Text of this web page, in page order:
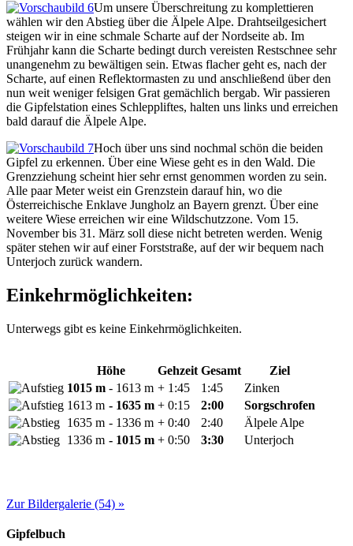
Um unsere Überschreitung zu komplettieren
wählen wir den Abstieg über die Älpele Alpe. Drahtseilgesichert
steigen wir in eine schmale Scharte auf der Nordseite ab. Im
Frühjahr kann die Scharte bedingt durch vereisten Restschnee sehr
unangenehm zu bewältigen sein. Etwas flacher geht es, nach der
Scharte, auf einen Reflektormasten zu und anschließend über den
nun weit weniger felsigen Grat gemächlich bergab. Wir passieren
die Gipfelstation eines Schleppliftes, halten uns links und erreichen
bald darauf die Älpele Alpe.
Hoch über uns sind nochmal schön die beiden
Gipfel zu erkennen. Über eine Wiese geht es in den Wald. Die
Grenzziehung scheint hier sehr ernst genommen worden zu sein.
Alle paar Meter weist ein Grenzstein darauf hin, wo die
Österreichische Enklave Jungholz an Bayern grenzt. Über eine
weitere Wiese erreichen wir eine Wildschutzzone. Vom 15.
November bis 31. März soll diese nicht betreten werden. Wenig
später stehen wir auf einer Forststraße, auf der wir bequem nach
Unterjoch zurück wandern.
Einkehrmöglichkeiten:
Unterwegs gibt es keine Einkehrmöglichkeiten.
Höhe Gehzeit Gesamt
Ziel
1015 m - 1613 m + 1:45 1:45
Zinken
1613 m - 1635 m + 0:15 2:00
Sorgschrofen
1635 m - 1336 m + 0:40 2:40
Älpele Alpe
1336 m - 1015 m + 0:50 3:30 Unterjoch
Zur Bildergalerie (54) »
Gipfelbuch